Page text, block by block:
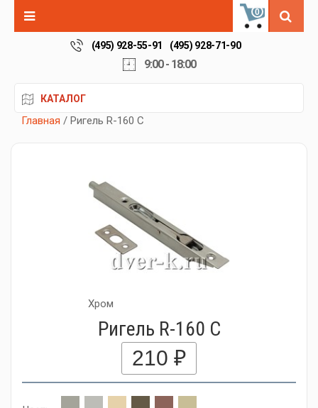
0
(495) 928-55-91 (495) 928-71-90
9:00 - 18:00
КАТАЛОГ
Главная / Ригель R-160 C
Хром
Ригель R-160 C
210 ₽